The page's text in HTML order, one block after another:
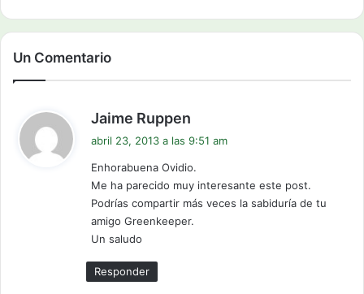
Un Comentario
Jaime Ruppen
i
e
:
abril 23, 2013 a las 9:51 am
Enhorabuena Ovidio.
Me ha parecido muy interesante este post.
Podrías compartir más veces la sabiduría de tu
amigo Greenkeeper.
Un saludo
Responder